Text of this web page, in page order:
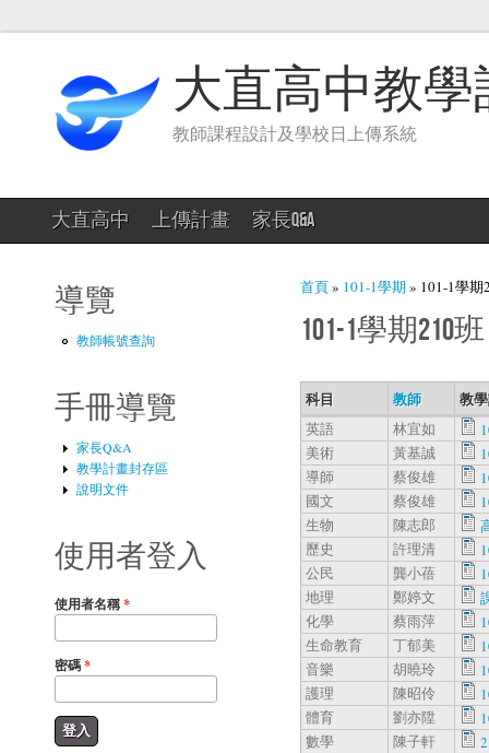
大直高中教
教師課程設計及學校日上傳系統
大直高中 上傳計畫 家長Q&A
導覽
教師帳號查詢
手冊導覽
家長Q&A
教學計畫封存區
說明文件
使用者登入
使用者名稱*
密碼*
您在這裡
首頁» 101-1學期 » 101-1學期
101-1學期210班
科目 教師 教
英語 林宜如
美術
黃基誠
導師
蔡俊雄
國文
蔡俊雄
生物
陳志郎
歷史
許理清
公民
龔小蓓
地理
鄭婷文
化學
蔡雨萍
生命教育
丁郁美
音樂
胡曉玲
護理
陳昭伶
體育
劉亦陞
數學
陳子軒